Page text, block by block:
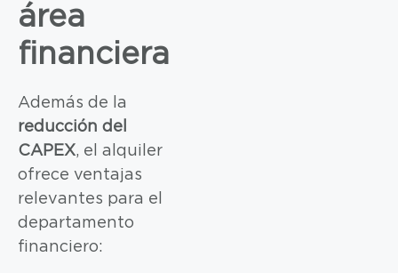
área
financiera
Además de la
reducción del
CAPEX, el alquiler
ofrece ventajas
relevantes para el
departamento
financiero: